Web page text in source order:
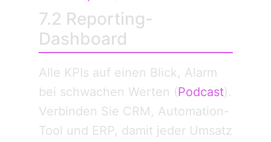
7.2 Reporting-
Dashboard
Alle KPIs auf einen Blick, Alarm
bei schwachen Werten (Podcast).
Verbinden Sie CRM, Automation-
Tool und ERP, damit jeder Umsatz